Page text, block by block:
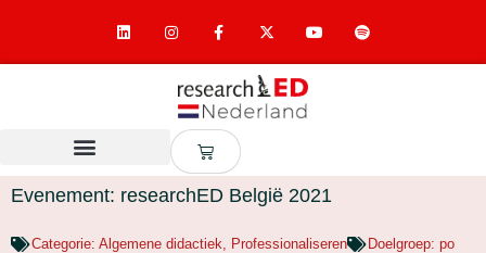
Evenement: researchED België 2021
Categorie: Algemene didactiek Professionaliseren Doelgroep: po